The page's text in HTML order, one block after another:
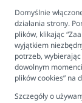
Ustawienia
Biuro obsługi
Pon. - Pt. 9:00 -
Domyślnie
działania strony.
plików, klikając
wyjątkiem
potrzeb,
dowolnym
plików cookies” na
Szczegóły o